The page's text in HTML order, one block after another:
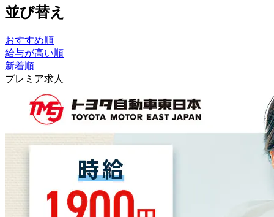
並び替え
おすすめ順
給与が高い順
新着順
プレミア求人